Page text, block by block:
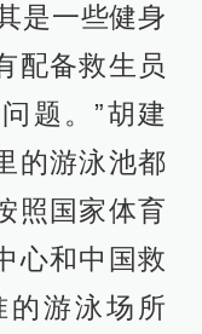
是一些健身
配备救生员
题。”胡建
的游泳池都
照国家体育
心和中国救
游泳场所